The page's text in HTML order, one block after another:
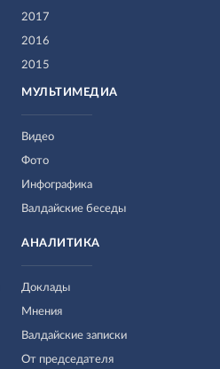
2017
2016
2015
МУЛЬТИМЕДИА
Видео
Фото
Инфографика
Валдайские беседы
АНАЛИТИКА
Доклады
Мнения
Валдайские записки
От председателя